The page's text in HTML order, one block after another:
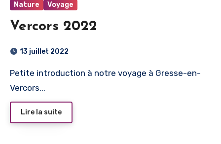
Nature Voyage
Vercors 2022
13 juillet 2022
Petite introduction à notre voyage à Gresse-en-
Vercors...
Lire la suite